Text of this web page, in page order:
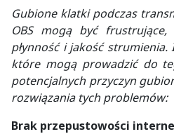
Gubione klatki podczas
OBS mogą być frustrujące,
płynność i jakość
które mogą prowadzić do
potencjalnych przyczyn
rozwiązania tych problemów:
Brak przepustowości